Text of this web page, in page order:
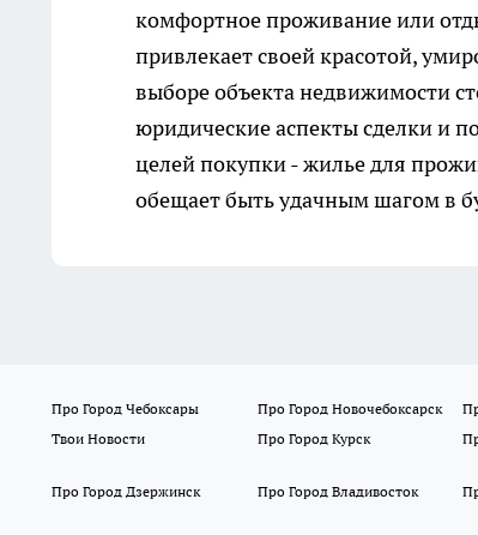
комфортное проживание или
привлекает своей красотой,
выборе объекта недвижимости
юридические аспекты сделки и
целей покупки - жилье для
обещает быть удачным шагом в
Про Город Чебоксары Про Город Новочебоксарск
Твои Новости
Про Город Курск
Про Город Дзержинск
Про Город Владивосток